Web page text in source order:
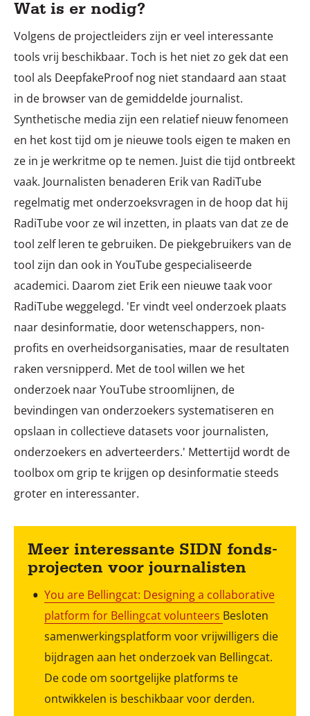
Wat is er nodig?
Volgens de projectleiders zijn er veel interessante
tools vrij beschikbaar. Toch is het niet zo gek dat een
tool als DeepfakeProof nog niet standaard aan staat
in de browser van de gemiddelde journalist.
Synthetische media zijn een relatief nieuw fenomeen
en het kost tijd om je nieuwe tools eigen te maken en
ze in je werkritme op te nemen. Juist die tijd ontbreekt
vaak. Journalisten benaderen Erik van RadiTube
regelmatig met onderzoeksvragen in de hoop dat hij
RadiTube voor ze wil inzetten, in plaats van dat ze de
tool zelf leren te gebruiken. De piekgebruikers van de
tool zijn dan ook in YouTube gespecialiseerde
academici. Daarom ziet Erik een nieuwe taak voor
RadiTube weggelegd. 'Er vindt veel onderzoek plaats
naar desinformatie, door wetenschappers, non-
profits en overheidsorganisaties, maar de resultaten
raken versnipperd. Met de tool willen we het
onderzoek naar YouTube stroomlijnen, de
bevindingen van onderzoekers systematiseren en
opslaan in collectieve datasets voor journalisten,
onderzoekers en adverteerders.' Mettertijd wordt de
toolbox om grip te krijgen op desinformatie steeds
groter en interessanter.
Meer interessante SIDN fonds-
projecten voor journalisten
You are Bellingcat: Designing a collaborative
platform for Bellingcat volunteers Besloten
samenwerkingsplatform voor vrijwilligers die
bijdragen aan het onderzoek van Bellingcat.
De code om soortgelijke platforms te
ontwikkelen is beschikbaar voor derden.